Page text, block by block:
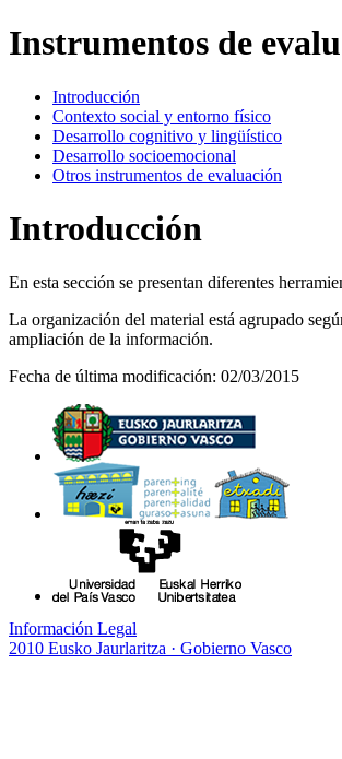
Instrumentos de
Introducción
Contexto social y entorno físico
Desarrollo cognitivo y lingüístico
Desarrollo socioemocional
Otros instrumentos de evaluación
Introducción
En esta sección se presentan diferentes
La organización del material está agrupado
ampliación de la información.
Fecha de última modificación: 02/03/2015
Información Legal
2010 Eusko Jaurlaritza · Gobierno Vasco